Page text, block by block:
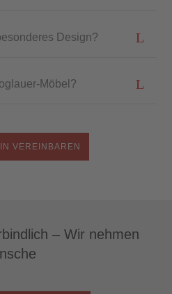
Design?
Möbel?
VEREINBAREN
– Wir nehmen